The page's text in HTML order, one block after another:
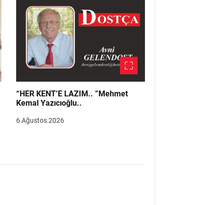
“HER KENT’E LAZIM.. ”Mehmet
Kemal Yazıcıoğlu..
6 Ağustos 2026